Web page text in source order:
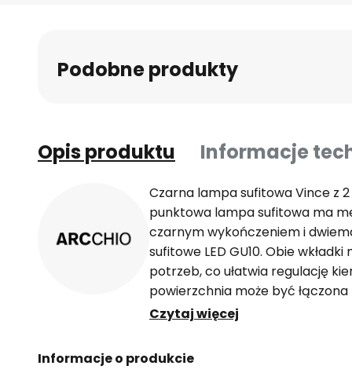
Podobne produkty
Opis produktu Informacje
Czarna lampa sufitowa Vince z
punktowa lampa sufitowa ma
czarnym wykończeniem i
sufitowe LED GU10. Obie
potrzeb, co ułatwia regulację
powierzchnia może być
podczas gdy konstrukcja lampy
komercyjnych - z bezśrubowym
Czytaj więcej
Informacje o produkcie